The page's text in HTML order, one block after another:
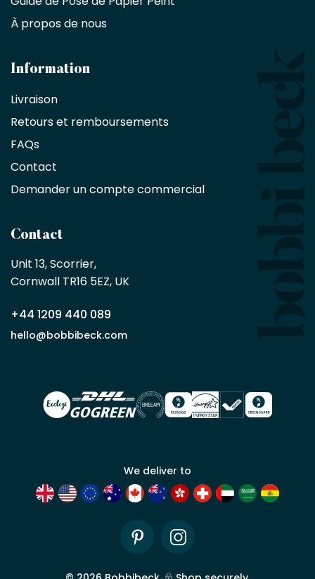
designers
architectes
d'une
exclusive
de
%
sur
sans
minimum
en
partenaire
commercial
Demander
un compte
À propos de nous
Information
Livraison
Retours et remboursements
FAQs
Contact
Demander un compte commercial
Contact
Unit 13, Scorrier,
Cornwall TR16 5EZ, UK
+44 1209 440 089
hello@bobbibeck.com
We deliver to
PinterestInstagram